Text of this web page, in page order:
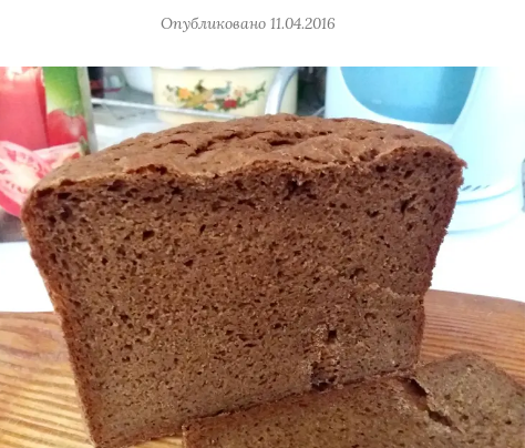
Опубликовано 11.04.2016